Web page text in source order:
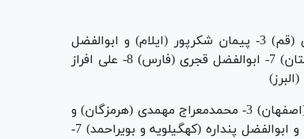
44 کیلوگرم: 1- عرفان بخت آور (خراسان رضوی) 2- حسین قادری (قم) 3- پیمان شکرپور (ایلام) و ابوالفضل
کرمی (خوزستان) 5- عبدالرحیم وحیدفر (بوشهر) و رضا جلیلی (لرستان) 7- ابوالفضل قجری (فارس) 8- علی افراز
48 کیلوگرم: 1- ابوالفضل محمدی (خوزستان) 2- ابوالفضل ظهیری (اصفهان) 3- محمدمعراج مهمدی (هرمزگان) و
سیدامیرعلی رضوی (خراسان رضوی) 5- آرمین حسین زاده (گیلان) و ابوالفضل پنداره (کهگیلویه و بویراحمد) 7-